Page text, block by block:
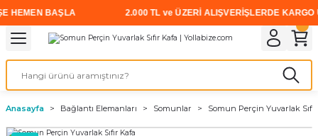
BAŞLA 2.000 TL ve ÜZERİ ALIŞVERİŞLERDE KARGO
Geri Dön
Geri Dön
Geri Dön
Akıllı Vidalar
Sunta Vidası
Geri Dön
Geri Dön
Akülü Vidalamalar
Elektrikli Matkaplar
Gaz Armatürleri
Mıknatıslar
Geri Dön
Geri Dön
Cırt Zımparalar
Anasayfa
Bağlantı Elemanları Somunlar Somun Perçin Yuvarlak